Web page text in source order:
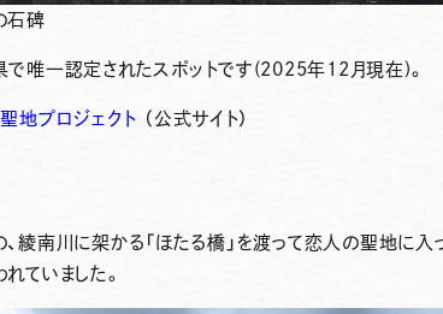
石碑
で唯一認定されたスポットです(2025年12月現在)。
地プロジェクト （公式サイト）
綾南川に架かる「ほたる橋」を渡って恋人の聖地に入
ていました。